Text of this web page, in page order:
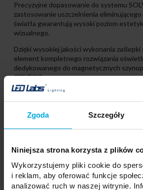
Zgoda Szczegóły
Niniejsza strona korzysta z plików
Wykorzystujemy pliki cookie do
i reklam, aby oferować funkcje
analizować ruch w naszej witrynie.
Precyzyjne dopasowanie do systemu
zastosowanie uszczelnienia
światła gwarantują wysoki poziom
wizualnego.
Dzięki wysokiej jakości wykonania
element kompletnego rozwiązania
dedykowanego do magnetycznych
GENESIS.
Produkty